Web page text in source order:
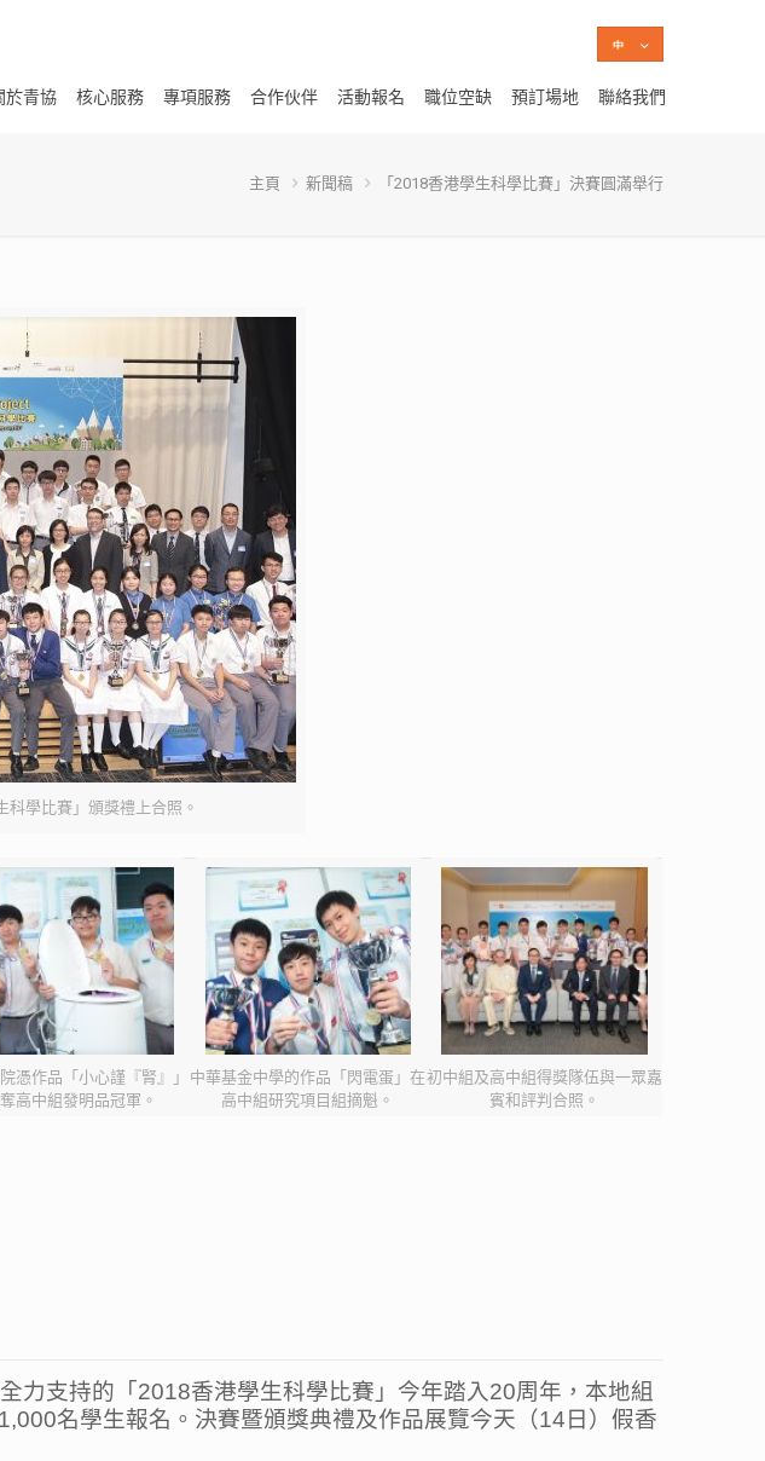
於青協 核心服務 專項服務 合作伙伴 活動報名 職位空缺 預訂場地 聯絡我們
主頁 新聞稿 「2018香港學生科學比賽」決賽圓滿舉行
科學比賽」頒獎禮上合照。
憑作品「小心謹『腎』」
高中組發明品冠軍。
中華基金中學的作品「閃電蛋」在
高中組研究項目組摘魁。
初中組及高中組得獎隊伍與一眾嘉
賓和評判合照。
力支持的「2018香港學生科學比賽」今年踏入20周年，本地組
名學生報名。決賽暨頒獎典禮及作品展覽今天（14日）假香